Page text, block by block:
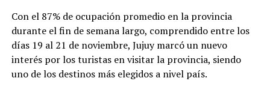
Con el 87% de ocupación promedio en la provincia
durante el fin de semana largo, comprendido entre los
días 19 al 21 de noviembre, Jujuy marcó un nuevo
interés por los turistas en visitar la provincia, siendo
uno de los destinos más elegidos a nivel país.